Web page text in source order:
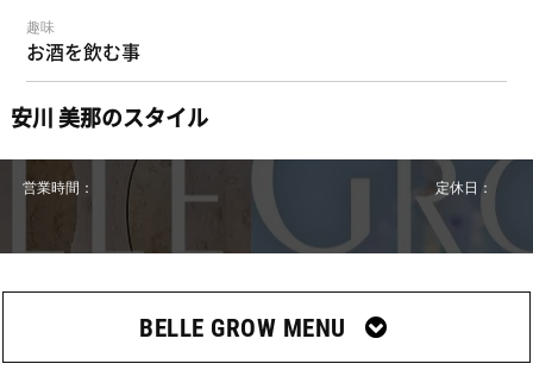
趣味
お酒を飲む事
安川 美那のスタイル
営業時間： 定休日：
BELLE GROW MENU